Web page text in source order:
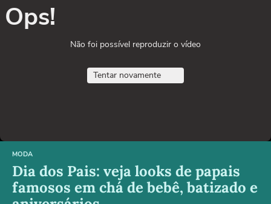
Ops!
Não foi possível reproduzir o vídeo
Tentar novamente
MODA
Dia dos Pais: veja looks de papais
famosos em chá de bebê, batizado e